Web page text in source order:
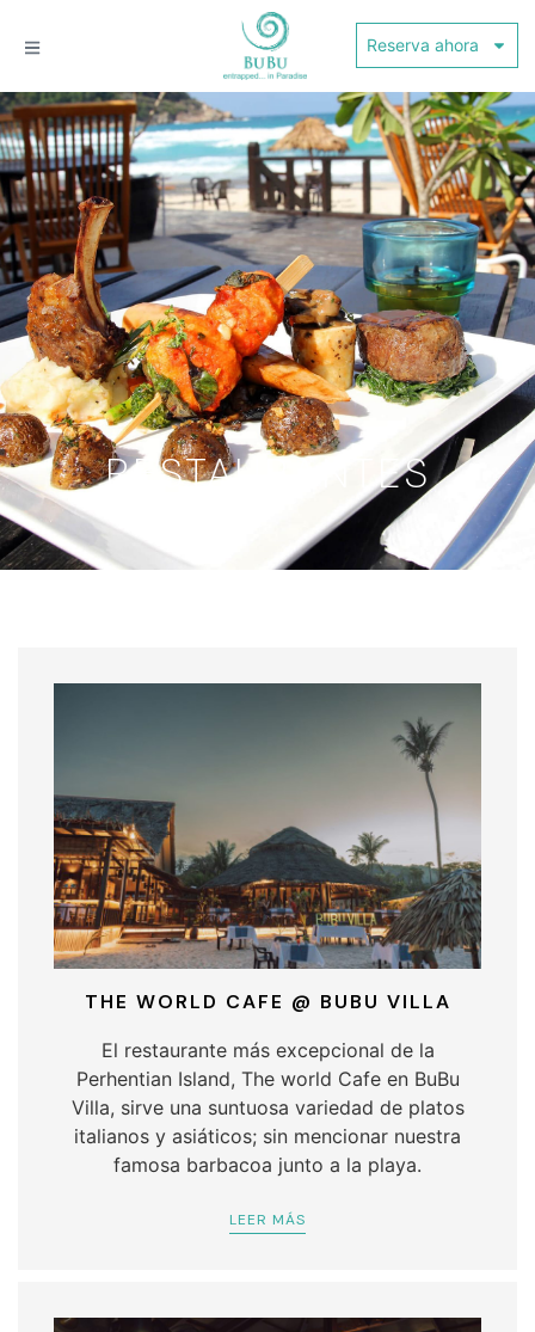
Reserva ahora
RESTAURANTES
THE WORLD CAFE @ BUBU VILLA
El restaurante más excepcional de la
Perhentian Island, The world Cafe en BuBu
Villa, sirve una suntuosa variedad de platos
italianos y asiáticos; sin mencionar nuestra
famosa barbacoa junto a la playa.
LEER MÁS